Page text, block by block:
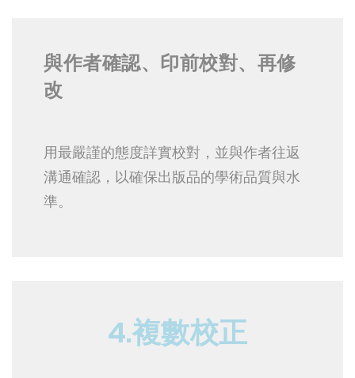
與作者確認、印前校對、再修
改
用最嚴謹的態度詳實校對，並與作者往返
溝通確認，以確保出版品的學術品質與水
準。
4.複數校正